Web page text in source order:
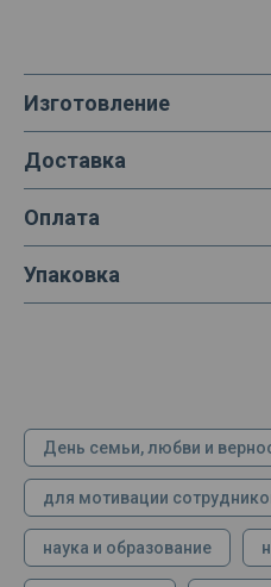
Изготовление
Доставка
Оплата
Упаковка
День семьи, любви и
для мотивации
наука и образование